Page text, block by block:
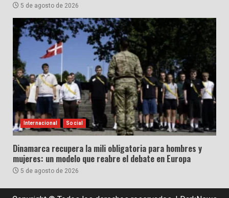
5 de agosto de 2026
Internacional Social
Dinamarca recupera la mili obligatoria para hombres y
mujeres: un modelo que reabre el debate en Europa
5 de agosto de 2026